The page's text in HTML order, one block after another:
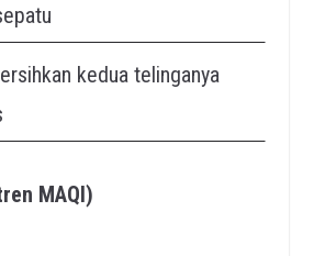
kedua telinganya
MAQI)